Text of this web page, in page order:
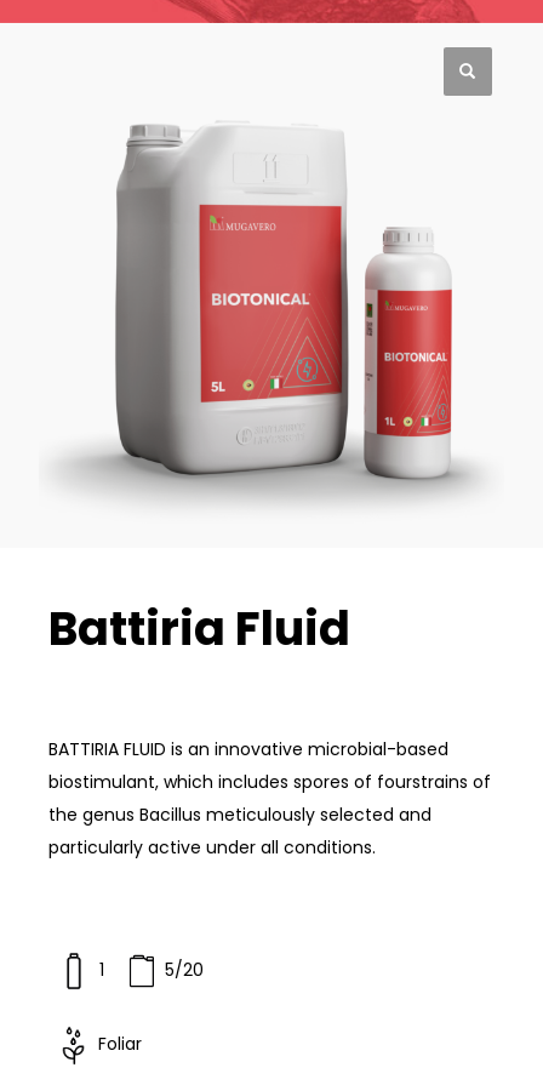
Battiria Fluid
BATTIRIA FLUID is an innovative microbial-based
biostimulant, which includes spores of fourstrains of
the genus Bacillus meticulously selected and
particularly active under all conditions.
1 5/20
Foliar